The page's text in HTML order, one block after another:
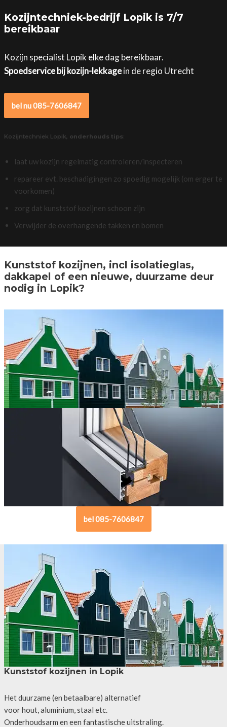
Kozijntechniek-bedrijf Lopik is 7/7
bereikbaar
Kozijn specialist Lopik elke dag bereikbaar.
Spoedservice bij kozijn-lekkagein de regio Utrecht
bel nu 085-7606847
Kozijntechniek Lopik, onderhouds tips:
laat uw kozijn regelmatig controleren/inspecteren
repareer evt. beschadigingen zo spoedig mogelijk (om erger te
voorkomen)
zorg dat kunststof kozijnen schoon zijn
Verwijder de overhangende takken en bomen
Kunststof kozijnen, incl isolatieglas,
dakkapel of een nieuwe, duurzame deur
nodig in Lopik?
bel 085-7606847
Kunststof kozijnen in Lopik
Het duurzame (en betaalbare) alternatief
voor hout, aluminium, staal etc.
Onderhoudsarm en een fantastische uitstraling.